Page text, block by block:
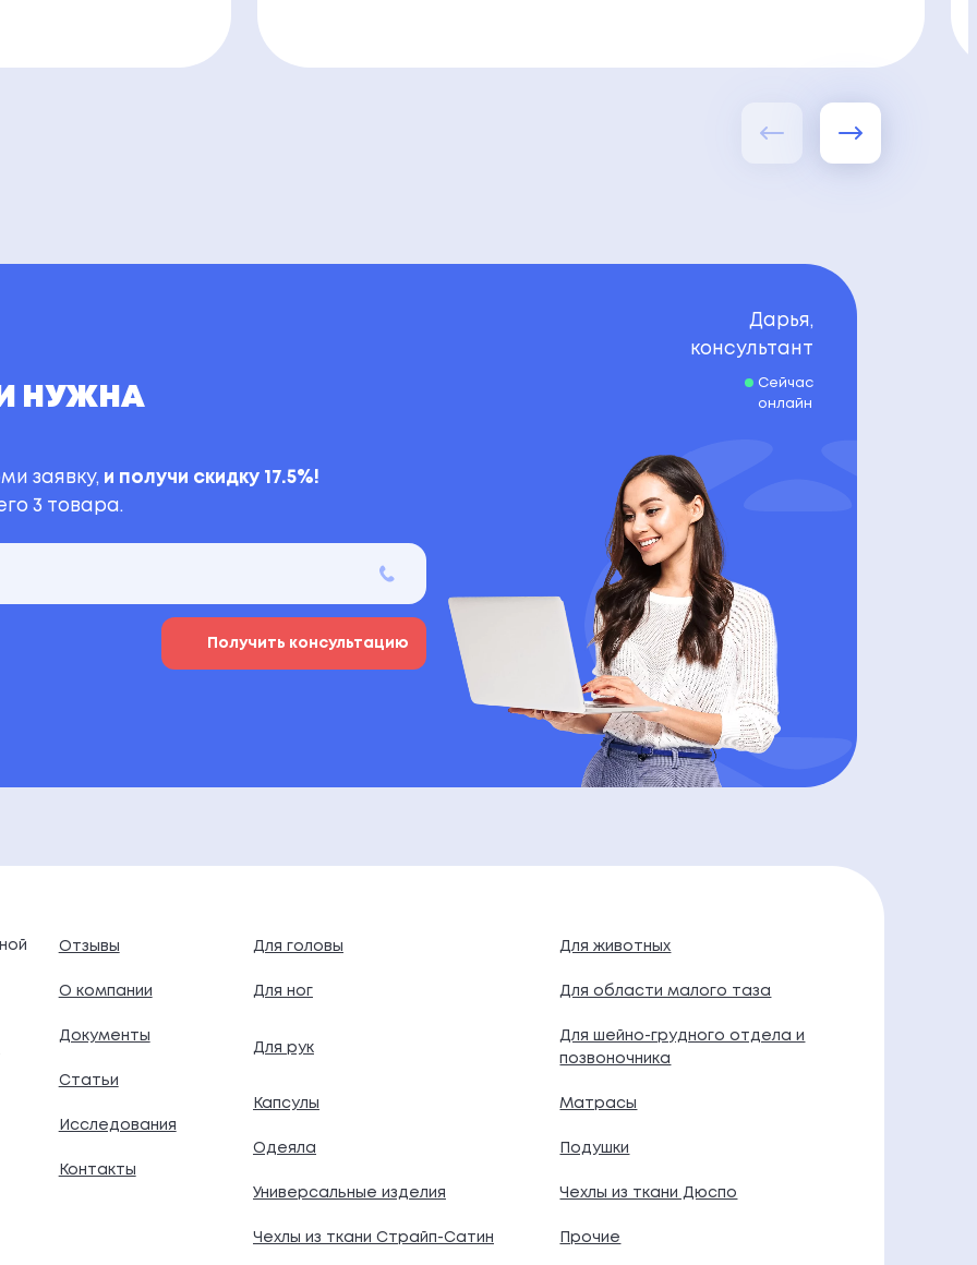
НУЖНА
заявку, и получи скидку 17.5%!
3 товара.
Получить консультацию
Дарья,
консультант
Сейчас
онлайн
Отзывы
О компании
Документы
Статьи
Исследования
Контакты
Для головы Для животных
Для ног Для области малого таза
Для рук
Для шейно-грудного отдела и
позвоночника
Капсулы Матрасы
Одеяла Подушки
Универсальные изделия Чехлы из ткани Дюспо
Чехлы из ткани Страйп-Сатин Прочие